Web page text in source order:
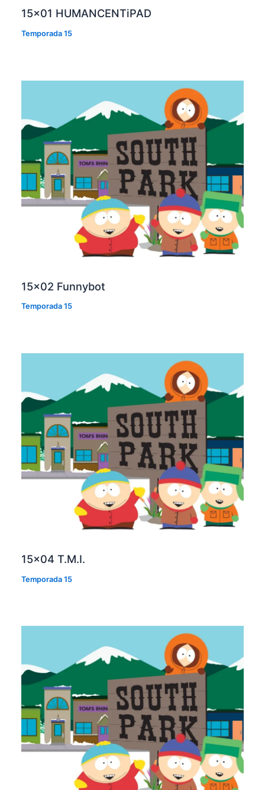
15×01 HUMANCENTiPAD
Temporada 15
15×02 Funnybot
Temporada 15
15×04 T.M.I.
Temporada 15